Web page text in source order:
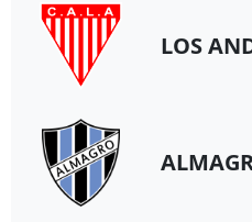
LOS